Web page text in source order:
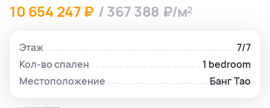
10 654 247 ₽ / 367 388 ₽/м²
Этаж
7/7
Кол-во спален
1 bedroom
Местоположение
Банг Тао